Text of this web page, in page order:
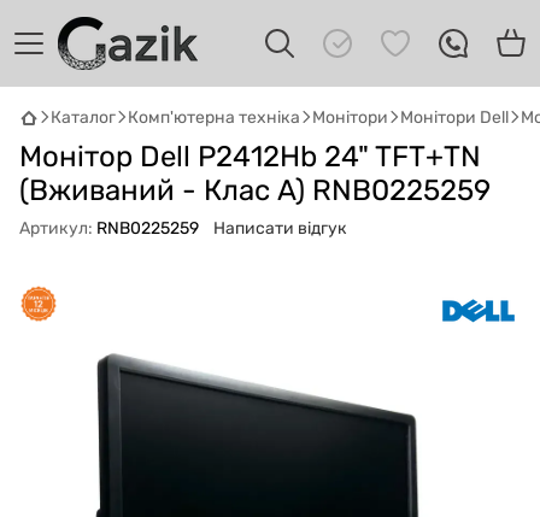
Каталог Комп'ютерна техніка Монітори Монітори Dell
Монітор Dell P2412Hb 24" TFT+TN
(Вживаний - Клас A) RNB0225259
Артикул: RNB0225259 Написати відгук
AI
Онлайн · пошук техніки
Привіт! 👋 Я Gazik AI — допоможу